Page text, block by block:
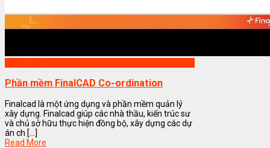
Phần mềm FinalCAD Co-ordination
Finalcad là một ứng dụng và phần mềm quản lý
xây dựng. Finalcad giúp các nhà thầu, kiến trúc sư
và chủ sở hữu thực hiện đồng bộ, xây dựng các dự
án ch [...]
Read More